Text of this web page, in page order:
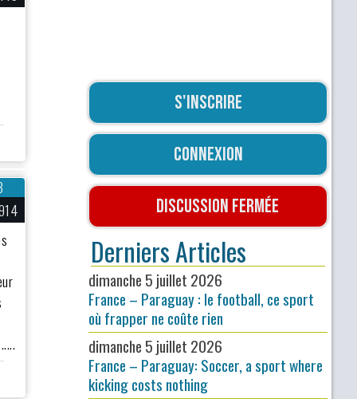
S'inscrire
Connexion
Discussion fermée
Derniers Articles
dimanche 5 juillet 2026
France – Paraguay : le football, ce sport
où frapper ne coûte rien
dimanche 5 juillet 2026
France – Paraguay: Soccer, a sport where
kicking costs nothing